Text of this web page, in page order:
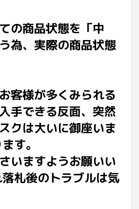
の商品状態を「中
為、実際の商品状態
客様が多くみられる
手できる反面、突然
クは大いに御座いま
す。
いますようお願いい
札後のトラブルは気